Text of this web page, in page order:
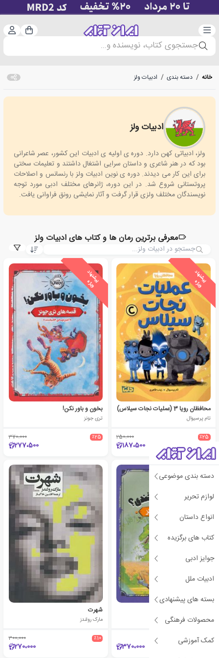
دسته‌بندی سبد
جستجوی کتاب، نویسنده و...
دسته بندی موضوعی
لوازم تحریر
انواع داستان
کتاب های برگزیده
جوایز ادبی
ادبیات ملل
بسته های پیشنهادی
محصولات فرهنگی
کمک آموزشی
خانه / دسته بندی / ادبیات ولز
ادبیات ولز
Wales Literature
ولز، ادبیاتی کهن دارد. دوره ی اولیه ی ادبیات این کشور، عصر شاعرانی
بود که در هنر شاعری و داستان سرایی اشتغال داشتند و تعلیمات سختی
برای این کار می دیدند. دوره ی نوین ادبیات ولز با رنسانس و اصلاحات
پروتستانی شروع شد. در این دوره، ژانرهای مختلف ادبی مورد توجه
نویسندگان مختلف ولزی قرار گرفت و آثار نمایشی رونق فراوانی یافت.
معرفی برترین رمان ها و کتاب های ادبیات ولز
پ
ی
ش
ن
ه
ا
د
و
ی
ژ
ه
محافظان رویا 3 (عملیات‌ نجات‌ سیلاس)
تام پرسیوال
٪25 250،000
187،500
پ
ی
ش
ن
ه
ا
د
و
ی
ژ
ه
بخون و باور نکن!
تری جونز
٪25 370،000
277،500
تری جونز
370،000
شهرت
مارک رولندز
٪10 300،000
270،000